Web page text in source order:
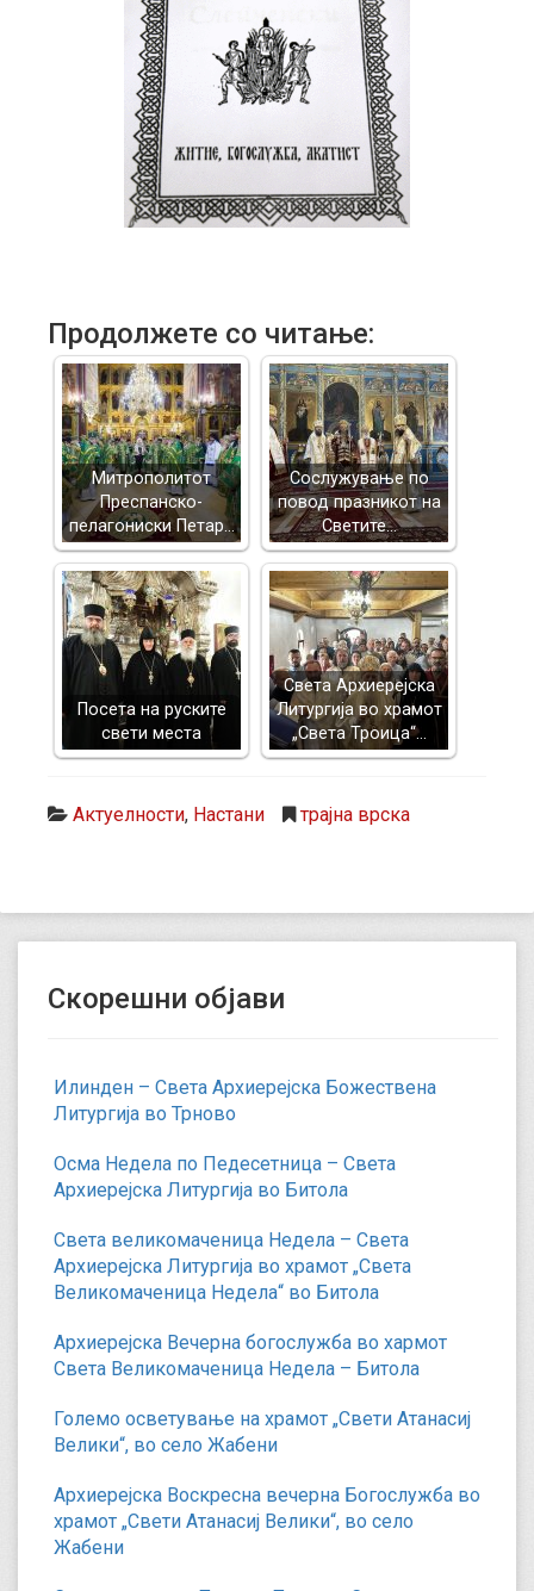
Продолжете со читање:
Митрополитот
Преспанско-
пелагониски Петар…
Сослужување по
повод празникот на
Светите…
Посета на руските
свети места
Света Архиерејска
Литургија во храмот
„Света Троица“…
Актуелности, Настани трајна врска
Скорешни објави
Илинден – Света Архиерејска Божествена
Литургија во Трново
Осма Недела по Педесетница – Света
Архиерејска Литургија во Битола
Света великомаченица Недела – Света
Архиерејска Литургија во храмот „Света
Великомаченица Недела“ во Битола
Архиерејска Вечерна богослужба во хармот
Света Великомаченица Недела – Битола
Големо осветување на храмот „Свети Атанасиј
Велики“, во село Жабени
Архиерејска Воскресна вечерна Богослужба во
храмот „Свети Атанасиј Велики“, во село
Жабени